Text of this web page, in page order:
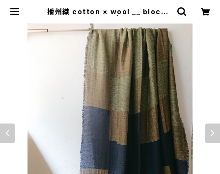
播州織 cotton × wool __ block 2